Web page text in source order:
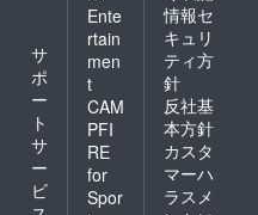
サ
ポ
ー
ト
サ
ー
ビ
Ente
rtain
men
t
CAM
PFI
RE
for
Spor
情報セ
キュリ
ティ方
針
反社基
本方針
カスタ
マーハ
ラスメ